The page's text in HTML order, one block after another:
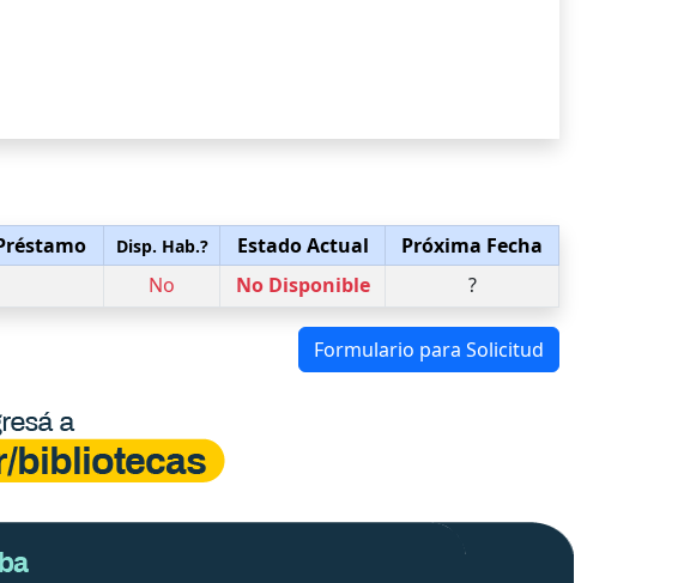
Disp. Hab.? Estado Actual
Próxima Fecha
No No Disponible ?
Formulario para Solicitud